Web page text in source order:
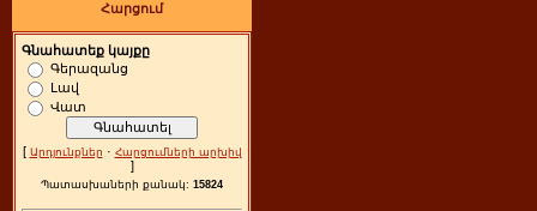
Հարցում
Գնահատեք կայքը
Գերազանց
Լավ
Վատ
[ Արդյունքներ · Հարցումների արխիվ
]
Պատասխաների քանակ: 15824